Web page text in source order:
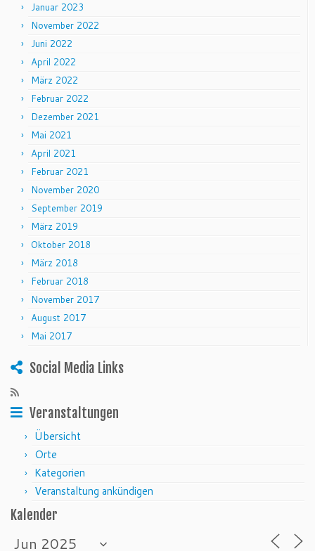
Januar 2023
November 2022
Juni 2022
April 2022
März 2022
Februar 2022
Dezember 2021
Mai 2021
April 2021
Februar 2021
November 2020
September 2019
März 2019
Oktober 2018
März 2018
Februar 2018
November 2017
August 2017
Mai 2017
Social Media Links
Veranstaltungen
Übersicht
Orte
Kategorien
Veranstaltung ankündigen
Kalender